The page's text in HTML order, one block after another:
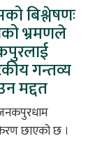
बिश्लेषणः
भ्रमणले
गन्तव्य
मद्दत
जनकपुरधाम
छाएको छ ।